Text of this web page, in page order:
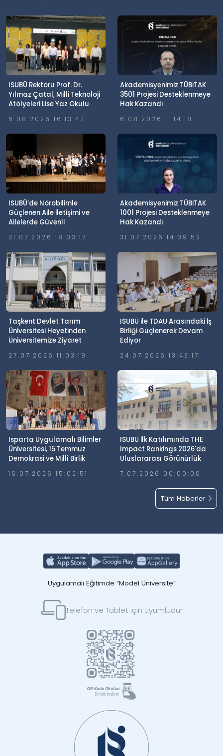
ISUBÜ Rektörü Prof. Dr.
Yılmaz Çatal, Milli Teknoloji
Atölyeleri Lise Yaz Okulu
Öğrencileriyle Buluştu
6.08.2026 16:13:47
Akademisyenimiz TÜBİTAK
3501 Projesi Desteklenmeye
Hak Kazandı
6.08.2026 11:14:18
ISUBÜ’de Nörobilimle
Güçlenen Aile İletişimi ve
Ailelerde Güvenli
Gerçekleştirildi
31.07.2026 18:03:17
Akademisyenimiz TÜBİTAK
1001 Projesi Desteklenmeye
Hak Kazandı
31.07.2026 14:09:52
Taşkent Devlet Tarım
Üniversitesi Heyetinden
Üniversitemize Ziyaret
27.07.2026 11:03:19
ISUBÜ ile TDAU Arasındaki İş
Birliği Güçlenerek Devam
Ediyor
24.07.2026 13:43:17
Isparta Uygulamalı Bilimler
Üniversitesi, 15 Temmuz
Demokrasi ve Millî Birlik
16.07.2026 15:02:51
ISUBÜ İlk Katılımında THE
Impact Rankings 2026'da
Uluslararası Görünürlük
7.07.2026 00:00:00
Tüm Haberler
Uygulamalı Eğitimde “Model Üniversite”
Telefon ve Tablet için uyumludur